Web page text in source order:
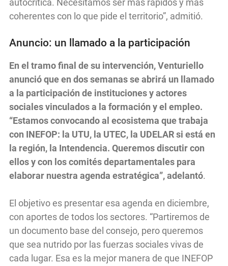
autocrítica. Necesitamos ser más rápidos y más
coherentes con lo que pide el territorio”, admitió.
Anuncio: un llamado a la participación
En el tramo final de su intervención, Venturiello
anunció que en dos semanas se abrirá un llamado
a la participación de instituciones y actores
sociales vinculados a la formación y el empleo.
“Estamos convocando al ecosistema que trabaja
con INEFOP: la UTU, la UTEC, la UDELAR si está en
la región, la Intendencia. Queremos discutir con
ellos y con los comités departamentales para
elaborar nuestra agenda estratégica”, adelantó.
El objetivo es presentar esa agenda en diciembre,
con aportes de todos los sectores. “Partiremos de
un documento base del consejo, pero queremos
que sea nutrido por las fuerzas sociales vivas de
cada lugar. Esa es la mejor manera de que INEFOP